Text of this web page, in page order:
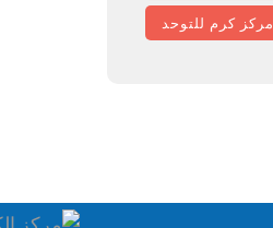
مركز كرم للتوحد